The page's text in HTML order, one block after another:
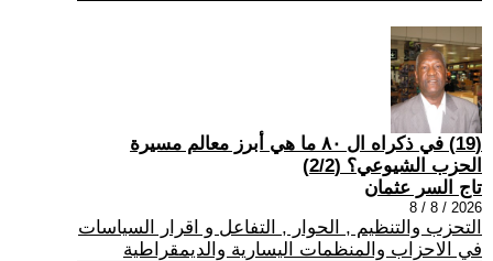
(19) في ذكراه ال ٨٠ ما هي أبرز معالم مسيرة
الحزب الشيوعي؟ (2/2)
تاج السر عثمان
2026 / 8 / 8
التحزب والتنظيم , الحوار , التفاعل و اقرار السياسات
في الاحزاب والمنظمات اليسارية والديمقراطية